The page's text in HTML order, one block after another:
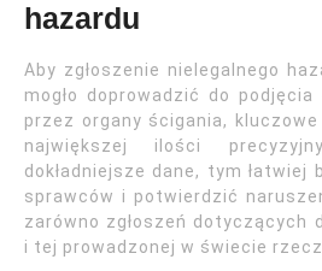
hazardu
Aby zgłoszenie nielegalnego
mogło doprowadzić do podjęcia
przez organy ścigania,
największej ilości
dokładniejsze dane, tym łatwiej
sprawców i potwierdzić
zarówno zgłoszeń dotyczących
i tej prowadzonej w świecie